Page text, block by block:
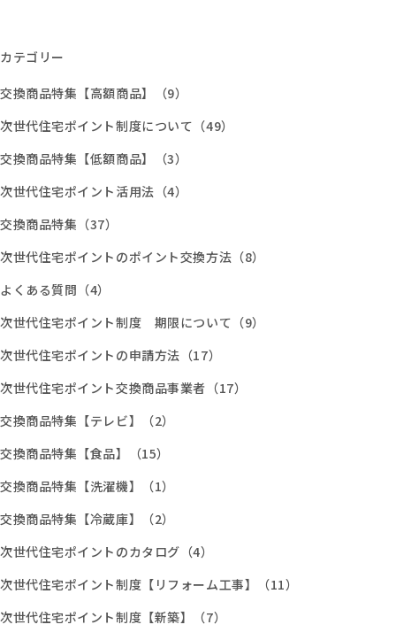
カテゴリー
交換商品特集【高額商品】（9）
次世代住宅ポイント制度について（49）
交換商品特集【低額商品】（3）
次世代住宅ポイント活用法（4）
交換商品特集（37）
次世代住宅ポイントのポイント交換方法（8）
よくある質問（4）
次世代住宅ポイント制度 期限について（9）
次世代住宅ポイントの申請方法（17）
次世代住宅ポイント交換商品事業者（17）
交換商品特集【テレビ】（2）
交換商品特集【食品】（15）
交換商品特集【洗濯機】（1）
交換商品特集【冷蔵庫】（2）
次世代住宅ポイントのカタログ（4）
次世代住宅ポイント制度【リフォーム工事】（11）
次世代住宅ポイント制度【新築】（7）